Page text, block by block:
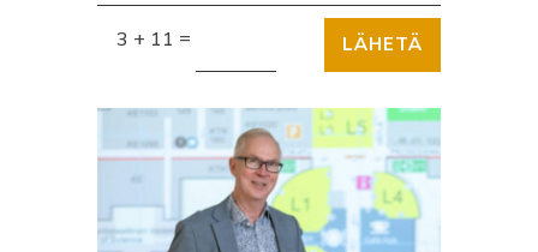
3 + 11 = LÄHETÄ